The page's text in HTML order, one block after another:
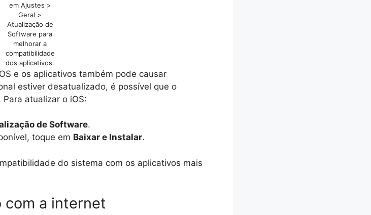
em Ajustes >
Geral >
Atualização de
Software para
melhorar a
compatibilidade
dos aplicativos.
e os aplicativos também pode causar
estiver desatualizado, é possível que o
atualizar o iOS:
de Software.
toque em Baixar e Instalar.
do sistema com os aplicativos mais
com a internet